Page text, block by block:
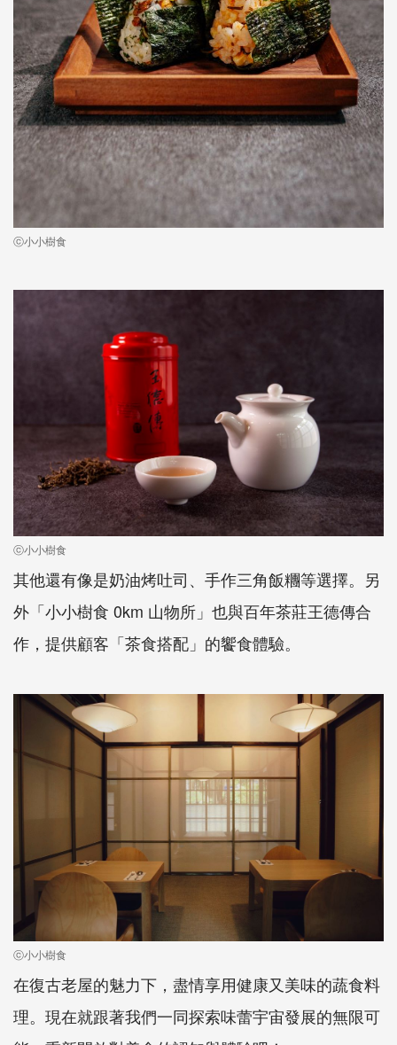
ⓒ小小樹食
ⓒ小小樹食
其他還有像是奶油烤吐司、手作三角飯糰等選擇。另
外「小小樹食 0km 山物所」也與百年茶莊王德傳合
作，提供顧客「茶食搭配」的饗食體驗。
ⓒ小小樹食
在復古老屋的魅力下，盡情享用健康又美味的蔬食料
理。現在就跟著我們一同探索味蕾宇宙發展的無限可